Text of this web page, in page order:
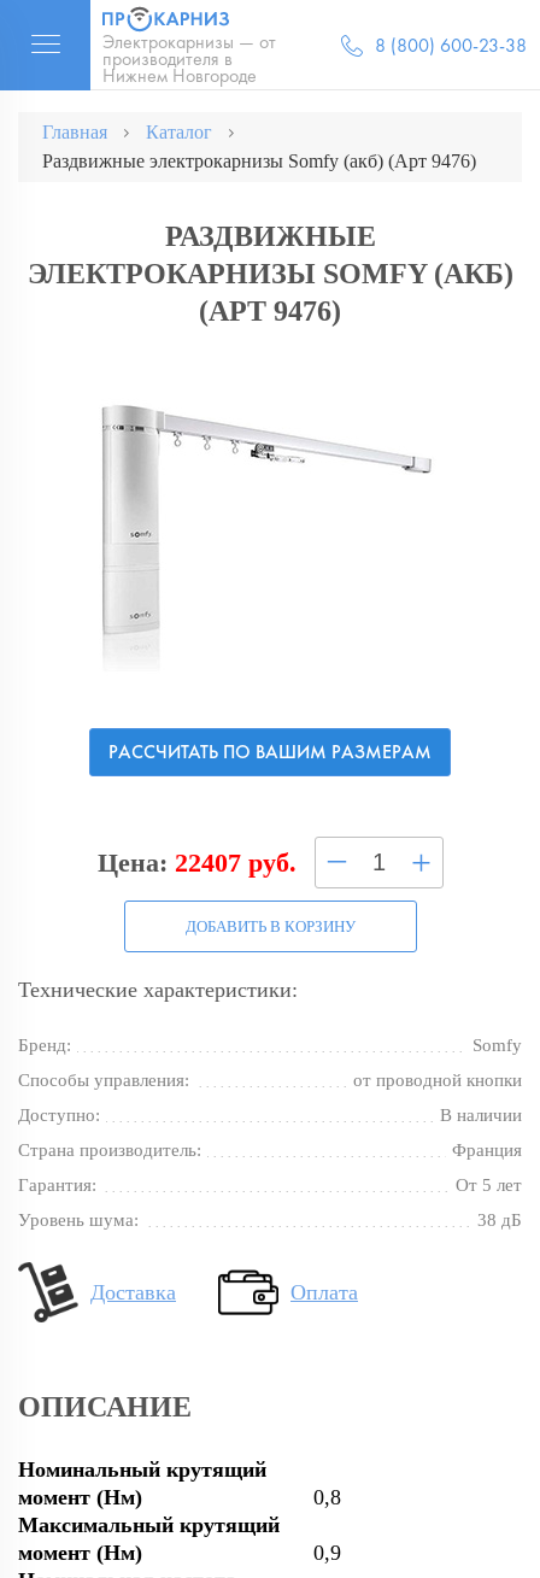
Электрокарнизы — от
производителя в
Нижнем Новгороде
8 (800) 600-23-38
Главная
Каталог
Раздвижные электрокарнизы Somfy (акб) (Арт 9476)
РАЗДВИЖНЫЕ
ЭЛЕКТРОКАРНИЗЫ SOMFY (АКБ)
(АРТ 9476)
РАССЧИТАТЬ ПО ВАШИМ РАЗМЕРАМ
Цена: 22407 руб. – +
ДОБАВИТЬ В КОРЗИНУ
Технические характеристики:
Бренд:
Somfy
Способы управления:
от проводной кнопки
Доступно:
В наличии
Страна производитель:
Франция
Гарантия:
От 5 лет
Уровень шума:
38 дБ
Доставка Оплата
ОПИСАНИЕ
Номинальный крутящий
момент (Нм)
0,8
Максимальный крутящий
момент (Нм)
0,9